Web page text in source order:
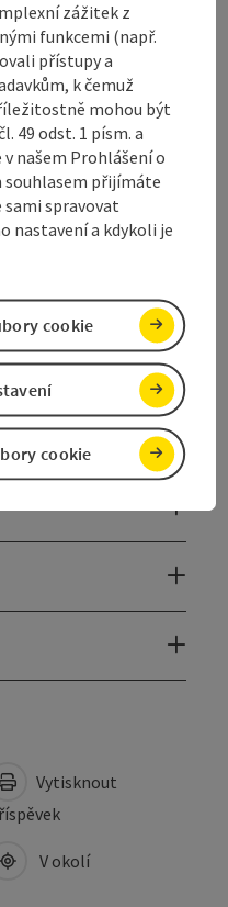
AtterCultureTravel /
Vytisknout
V okolí
zážitek z
funkcemi (např.
přístupy a
k čemuž
mohou být
49 odst. 1 písm. a
našem Prohlášení o
souhlasem přijímáte
spravovat
nastavení a kdykoli je
cookie
cookie